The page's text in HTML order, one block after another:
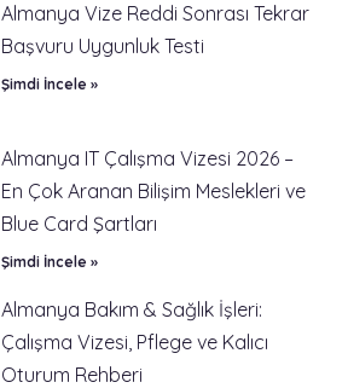
Almanya Vize Reddi Sonrası Tekrar
Başvuru Uygunluk Testi
Şimdi İncele »
Almanya IT Çalışma Vizesi 2026 –
En Çok Aranan Bilişim Meslekleri ve
Blue Card Şartları
Şimdi İncele »
Almanya Bakım & Sağlık İşleri:
Çalışma Vizesi, Pflege ve Kalıcı
Oturum Rehberi